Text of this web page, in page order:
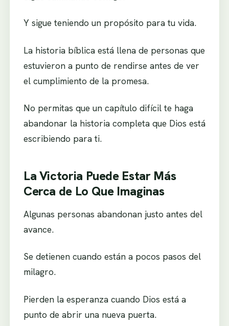
Y sigue teniendo un propósito para tu vida.
La historia bíblica está llena de personas que
estuvieron a punto de rendirse antes de ver
el cumplimiento de la promesa.
No permitas que un capítulo difícil te haga
abandonar la historia completa que Dios está
escribiendo para ti.
La Victoria Puede Estar Más
Cerca de Lo Que Imaginas
Algunas personas abandonan justo antes del
avance.
Se detienen cuando están a pocos pasos del
milagro.
Pierden la esperanza cuando Dios está a
punto de abrir una nueva puerta.